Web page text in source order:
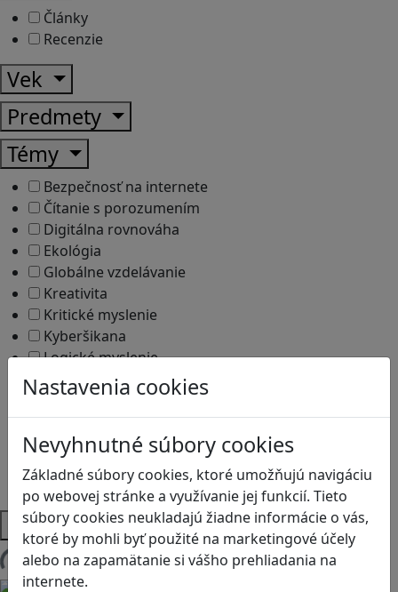
Nastavenia cookies
Nevyhnutné súbory cookies
Základné súbory cookies, ktoré umožňujú navigáciu
po webovej stránke a využívanie jej funkcií. Tieto
súbory cookies neukladajú žiadne informácie o vás,
ktoré by mohli byť použité na marketingové účely
alebo na zapamätanie si vášho prehliadania na
internete.
Články
Recenzie
Vek
Predmety
Témy
Bezpečnosť na internete
Čítanie s porozumením
Digitálna rovnováha
Ekológia
Globálne vzdelávanie
Kreativita
Kritické myslenie
Kyberšikana
Logické myslenie
Ľudské práva a tolerancia
Motorika a koncentrácia
Programovanie/Technika
Sociálne zručnosti a kooperácia
Strategické myslenie
Zdravie a pohyb
Platformy
Načítam blogy